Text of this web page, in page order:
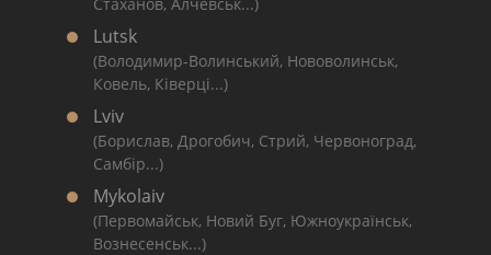
Lutsk
(Володимир-Волинський, Нововолинськ,
Ковель, Ківерці...)
Lviv
(Борислав, Дрогобич, Стрий, Червоноград,
Самбір...)
Mykolaiv
(Первомайськ, Новий Буг, Южноукраїнськ,
Вознесенськ...)